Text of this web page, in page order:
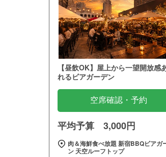
【昼飲OK】屋上から一望開放感
れるビアガーデン
空席確認・予約
平均予算 3,000円
肉＆海鮮食べ放題 新宿BBQビアガ
ン 天空ルーフトップ